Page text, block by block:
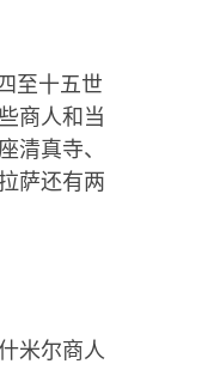
至十五世
商人和当
清真寺、
萨还有两
米尔商人